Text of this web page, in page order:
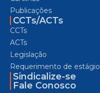
Publicações
CCTs/ACTs
CCTs
ACTs
Legislação
Requerimento de estágio
Sindicalize-se
Fale Conosco